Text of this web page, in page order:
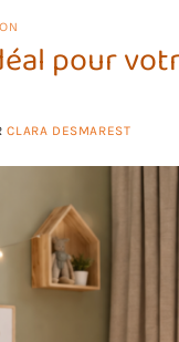
pour
CLARA DESMAREST